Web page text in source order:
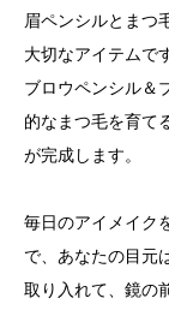
眉ペンシルとまつ
大切なアイテムで
ブロウペンシル＆
的なまつ毛を育て
が完成します。
毎日のアイメイク
で、あなたの目元
取り入れて、鏡の